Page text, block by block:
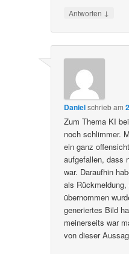
Antworten ↓
Danielschriebam
Zum Thema KI
noch schlimmer.
ein ganz
aufgefallen, dass
war. Daraufhin
als
übernommen
generiertes Bild
meinerseits war
von dieser